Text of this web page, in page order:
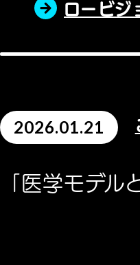
ロービジ
2026.01.21
「医学モデ